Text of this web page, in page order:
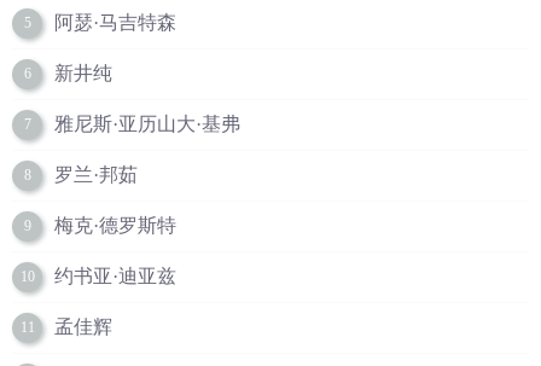
5 阿瑟·马吉特森
6 新井纯
7 雅尼斯·亚历山大·基弗
8 罗兰·邦茹
9 梅克·德罗斯特
10 约书亚·迪亚兹
11 孟佳辉